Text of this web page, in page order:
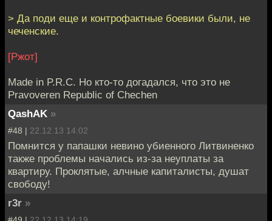
> Да поди еще и контрофактные боевики были, не
чеченские.
[Ржот]
Made in P.R.C. Но кто-то догадался, что это не
Pravoveren Republic of Chechen
QashAK »
#48 | 22.12.13 14:02
Помнится у папашки невино убиенного Литвиненко
также проблемы начались из-за неуплаты за
квартиру. Проклятые, алчные капиталисты, душат
свободу!
r3r »